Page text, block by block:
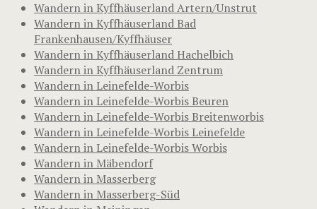
Wandern in Kyffhäuserland Artern/Unstrut
Wandern in Kyffhäuserland Bad
Frankenhausen/Kyffhäuser
Wandern in Kyffhäuserland Hachelbich
Wandern in Kyffhäuserland Zentrum
Wandern in Leinefelde-Worbis
Wandern in Leinefelde-Worbis Beuren
Wandern in Leinefelde-Worbis Breitenworbis
Wandern in Leinefelde-Worbis Leinefelde
Wandern in Leinefelde-Worbis Worbis
Wandern in Mäbendorf
Wandern in Masserberg
Wandern in Masserberg-Süd